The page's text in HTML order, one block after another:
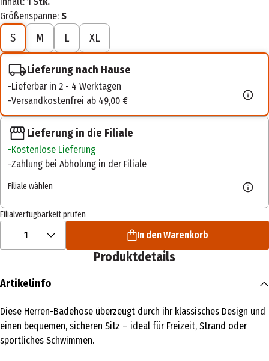
Größenspanne: S
S M L XL
Lieferung nach Hause
Lieferbar in 2 - 4 Werktagen
Versandkostenfrei ab 49,00 €
Lieferung in die Filiale
Kostenlose Lieferung
Zahlung bei Abholung in der Filiale
Filiale wählen
Filialverfügbarkeit prüfen
1 In den Warenkorb
Produktdetails
Artikelinfo
Diese Herren-Badehose überzeugt durch ihr klassisches Design und
einen bequemen, sicheren Sitz – ideal für Freizeit, Strand oder
sportliches Schwimmen.